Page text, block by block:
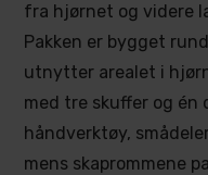
fra hjørnet og videre
Pakken er bygget
utnytter arealet i
med tre skuffer og én
håndverktøy,
mens skaprommene